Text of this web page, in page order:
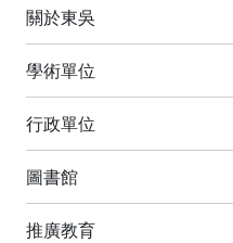
關於東吳
學術單位
行政單位
圖書館
推廣教育